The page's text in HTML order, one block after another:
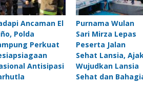
Ancaman El
Polda
Perkuat
Antisipasi
Purnama Wulan
Sari Mirza Lepas
Peserta Jalan
Sehat Lansia,
Wujudkan Lansia
Sehat dan